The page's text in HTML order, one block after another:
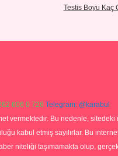
Testis Boyu Kaç
606 0 726 Telegram: @karabul
vermektedir. Bu nedenle,
kabul etmiş sayılırlar. Bu
niteliği taşımamakta olup,